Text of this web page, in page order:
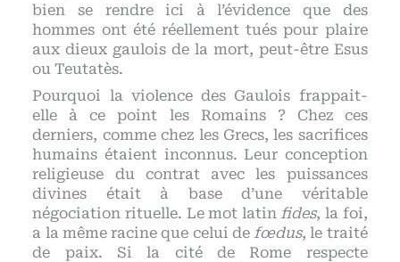
bien se rendre ici à l’évidence que des
hommes ont été réellement tués pour plaire
aux dieux gaulois de la mort, peut-être Esus
ou Teutatès.
Pourquoi la violence des Gaulois frappait-
elle à ce point les Romains ? Chez ces
derniers, comme chez les Grecs, les sacrifices
humains étaient inconnus. Leur conception
religieuse du contrat avec les puissances
divines était à base d’une véritable
négociation rituelle. Le mot latin fides, la foi,
a la même racine que celui de fœdus, le traité
de paix. Si la cité de Rome respecte